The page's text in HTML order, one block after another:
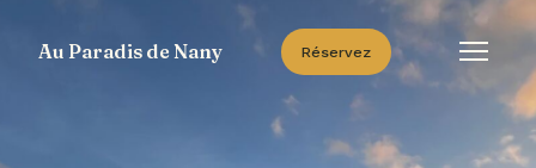
Au Paradis de Nany Réservez